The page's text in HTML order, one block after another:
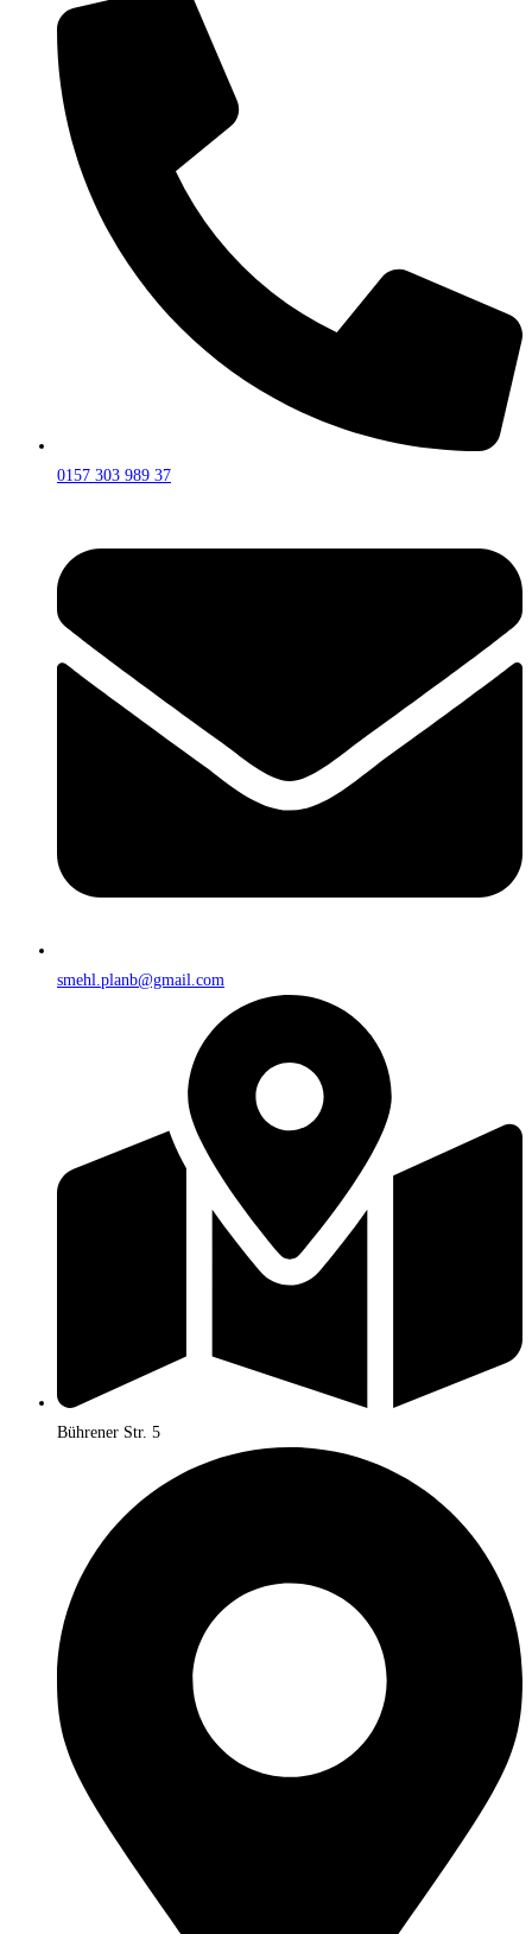
0157 303 989 37
smehl.planb@gmail.com
Bührener Str. 5